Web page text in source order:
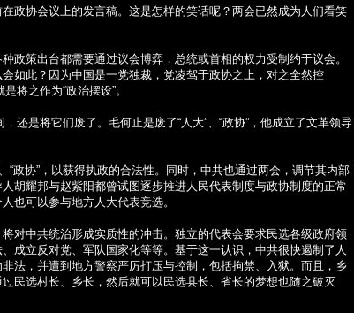
政协会议上的发言稿。这是怎样的笑话呢？两会已然成为人们看笑
政策出台都需要通过议会博弈，总统或首相的权力受制约于议会。
如此？因为中国是一党独裁，党凌驾于政协之上，对之全然控
将之作为“政治摆设”。
还是将它们废了。毛何止是废了“人大”、“政协”，他成立了文革领导
“政协”，以获得执政的合法性。同时，中共也通过两会，调节其内部
胡耀邦与赵紫阳都曾试图逐步推进人民代表制度与政协制度的正常
也可以参与地方人大代表竞选。
对中共统治形成实质性的冲击。独立的代表会要求民选各级政府领
成立反对党、军队国家化等等。基于这一认识，中共很快遏制了人
法，并遭到地方警察严厉打压与控制，包括拘禁、入狱。而且，乡
民选村长、乡长，然后就可以民选县长、省长的梦想也随之破灭